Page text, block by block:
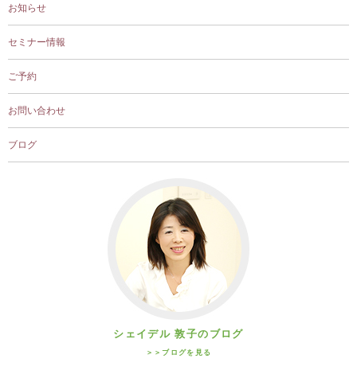
お知らせ
セミナー情報
ご予約
お問い合わせ
ブログ
シェイデル 敦子のブログ
＞＞ブログを見る